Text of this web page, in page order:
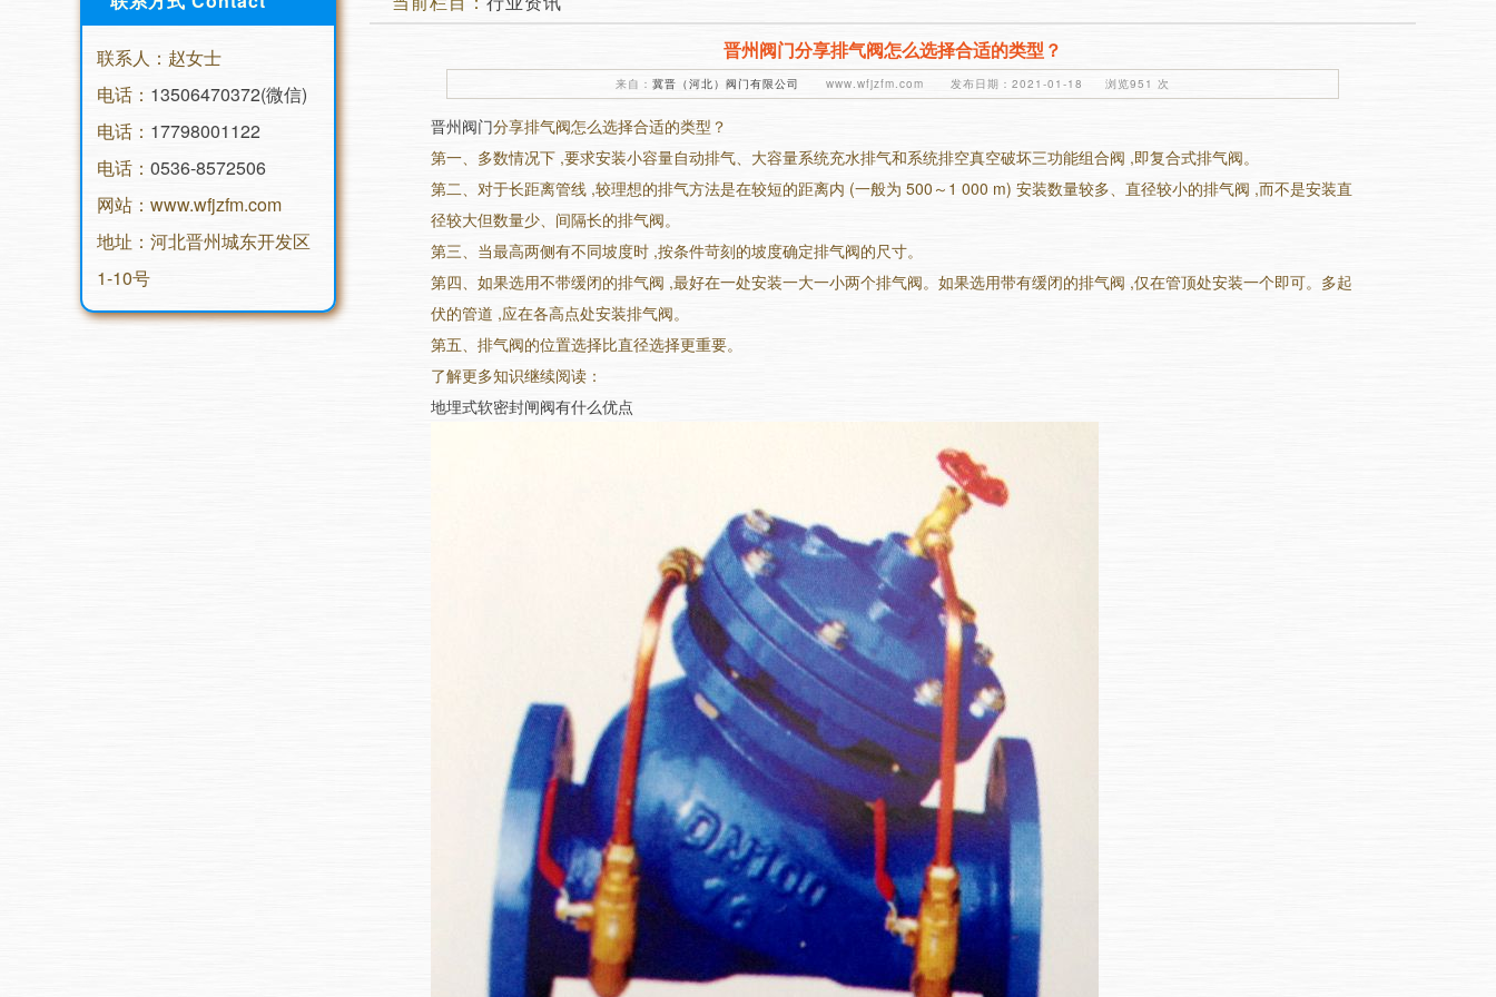
联系人：赵女士
电话： 13506470372(微信)
电话： 17798001122
电话： 0536-8572506
网站：www.wfjzfm.com
地址：河北晋州城东开发区
1-10号
晋州阀门分享排气阀怎么选择合适的类型？
来自： 冀晋（河北）阀门有限公司 www.wfjzfm.com 发布日期：2021-01-18 浏览951 次
晋州阀门分享排气阀怎么选择合适的类型？
第一、多数情况下 ,要求安装小容量自动排气、大容量系统充水排气和系统排空真空破坏三功能组合阀 ,即复合式排气阀。
第二、对于长距离管线 ,较理想的排气方法是在较短的距离内 (一般为 500～1 000 m) 安装数量较多、直径较小的排气阀 ,而不是安装直
径较大但数量少、间隔长的排气阀。
第三、当最高两侧有不同坡度时 ,按条件苛刻的坡度确定排气阀的尺寸。
第四、如果选用不带缓闭的排气阀 ,最好在一处安装一大一小两个排气阀。如果选用带有缓闭的排气阀 ,仅在管顶处安装一个即可。多起
伏的管道 ,应在各高点处安装排气阀。
第五、排气阀的位置选择比直径选择更重要。
了解更多知识继续阅读：
地埋式软密封闸阀有什么优点